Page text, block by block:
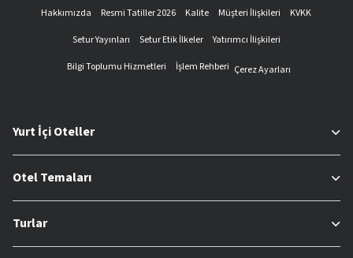
Hakkımızda Resmi Tatiller 2026 Kalite Müşteri İlişkileri
KVKK
Setur Yayınları
Setur Etik İlkeler
Yatırımcı İlişkileri
Bilgi Toplumu Hizmetleri
İşlem Rehberi Çerez Ayarları
Yurt İçi Oteller
Otel Temaları
Turlar